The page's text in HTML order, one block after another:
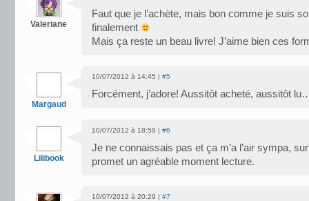
Valeriane
Faut que je l’achète, mais bon comme je suis
finalement
Mais ça reste un beau livre! J’aime bien ces
Margaud
10/07/2012 à 14:45 | #5
Forcément, j’adore! Aussitôt acheté, aussitôt
Lilibook
10/07/2012 à 18:59 | #6
Je ne connaissais pas et ça m’a l’air sympa,
promet un agréable moment lecture.
10/07/2012 à 20:29 | #7